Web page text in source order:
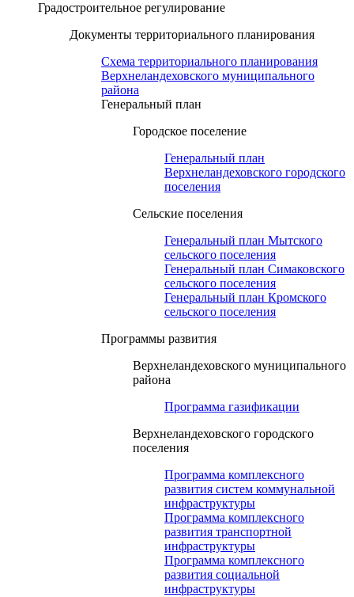
Градостроительное регулирование
Документы территориального планирования
Схема территориального планирования
Верхнеландеховского муниципального
района
Генеральный план
Городское поселение
Генеральный план
Верхнеландеховского городского
поселения
Сельские поселения
Генеральный план Мытского
сельского поселения
Генеральный план Симаковского
сельского поселения
Генеральный план Кромского
сельского поселения
Программы развития
Верхнеландеховского муниципального
района
Программа газификации
Верхнеландеховского городского
поселения
Программа комплексного
развития систем коммунальной
инфраструктуры
Программа комплексного
развития транспортной
инфраструктуры
Программа комплексного
развития социальной
инфраструктуры